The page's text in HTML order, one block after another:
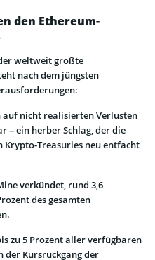
den Ethereum-
weltweit größte
nach dem jüngsten
auf nicht realisierten Verlusten
– ein herber Schlag, der die
Treasuries neu entfacht
verkündet, rund 3,6
des gesamten
zu 5 Prozent aller verfügbaren
der Kursrückgang der